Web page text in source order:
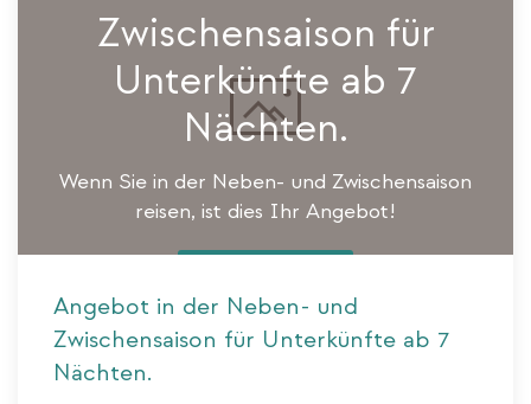
Zwischensaison für
Unterkünfte ab 7
Nächten.
Wenn Sie in der Neben- und Zwischensaison
reisen, ist dies Ihr Angebot!
Angebot in der Neben- und
Zwischensaison für Unterkünfte ab 7
Nächten.